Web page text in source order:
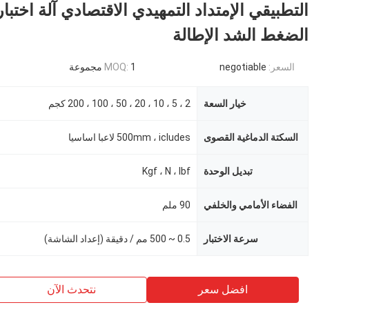
التطبيقي الإمتداد التمهيدي الاقتصادي آلة اختبار
الضغط الشد الإطالة
السعر: negotiable
MOQ: 1 مجموعة
خيار السعة 2 ، 5 ، 10 ، 20 ، 50 ، 100 ، 200 كجم
السكتة الدماغية القصوى 500mm ، icludes لاعبا اساسيا
تبديل الوحدة Kgf ، N ، lbf
الفضاء الأمامي والخلفي 90 ملم
سرعة الاختبار 0.5 ~ 500 مم / دقيقة (إعداد الشاشة)
افضل سعر نتحدث الآن